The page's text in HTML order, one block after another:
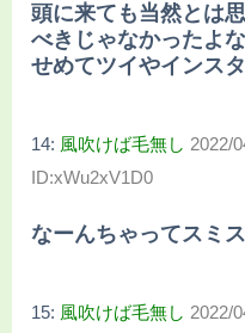
頭に来ても当然とは
べきじゃなかったよ
せめてツイやインス
14: 風吹けば毛無し 2022/
ID:xWu2xV1D0
なーんちゃってスミス
15: 風吹けば毛無し 2022/